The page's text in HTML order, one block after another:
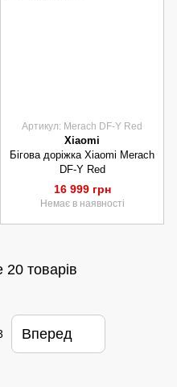
Артикул: Merach DF-Y Red
Xiaomi
Бігова доріжка Xiaomi Merach
DF-Y Red
16 999 грн
Немає в наявності
товарів
Вперед